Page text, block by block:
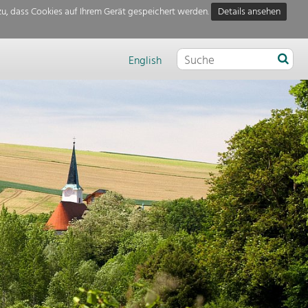
dass Cookies auf Ihrem Gerät gespeichert werden.
Details ansehen
English